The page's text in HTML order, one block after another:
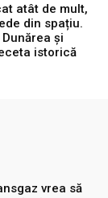
atât de mult,
din spațiu.
și
istorică
vrea să